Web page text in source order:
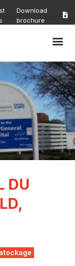
Download
brochure

DU